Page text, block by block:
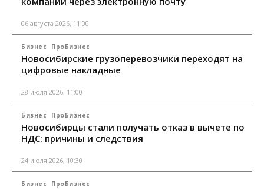
06 августа 2026, 11:00
Бизнес ПроБизнес
Новосибирские грузоперевозчики переходят на
цифровые накладные
28 июля 2026, 11:00
Бизнес ПроБизнес
Новосибирцы стали получать отказ в вычете по
НДС: причины и следствия
24 июля 2026, 10:30
Бизнес ПроБизнес